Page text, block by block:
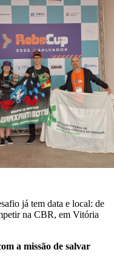
já tem data e local: de
na CBR, em Vitória
a missão de salvar